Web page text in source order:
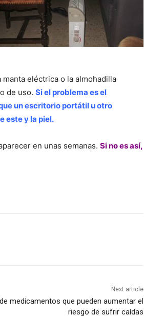
eléctrica o la almohadilla
de uso. Si el problema es el
un escritorio portátil u otro
este y la piel.
en unas semanas. Si no es así,
Next article
medicamentos que pueden aumentar el
riesgo de sufrir caídas